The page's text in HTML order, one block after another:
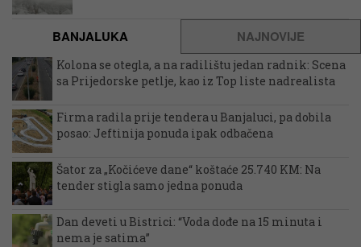
BANJALUKA NAJNOVIJE
Kolona se otegla, a na radilištu jedan radnik: Scena
sa Prijedorske petlje, kao iz Top liste nadrealista
Firma radila prije tendera u Banjaluci, pa dobila
posao: Jeftinija ponuda ipak odbačena
Šator za „Kočićeve dane“ koštaće 25.740 KM: Na
tender stigla samo jedna ponuda
Dan deveti u Bistrici: “Voda dođe na 15 minuta i
nema je satima”